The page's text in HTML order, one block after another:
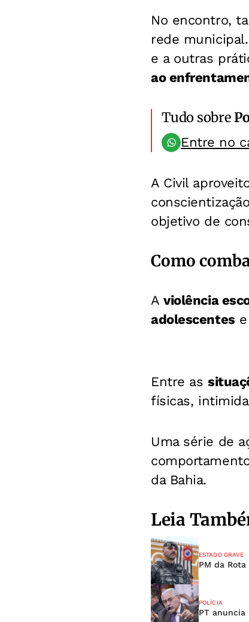
No encontro,
rede
e a outras
ao
Tudo sobre
Entre no
A Civil
objetivo de
Como
Aviolência
adolescentes
Entre as
físicas,
Uma série de
da Bahia.
Leia
ESTADO GRAVE
PM da
POLÍCIA
PT anuncia